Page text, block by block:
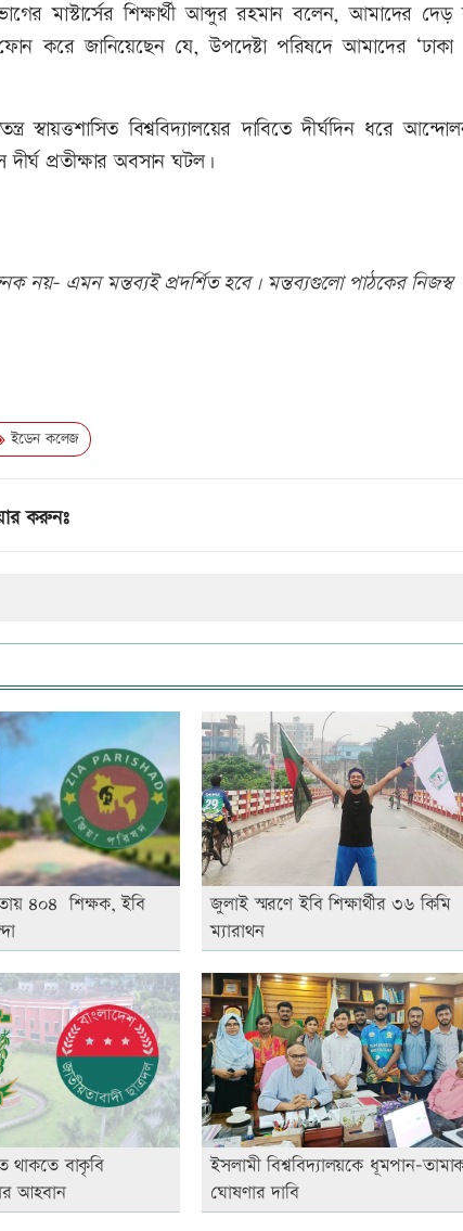
মাস্টার্সের শিক্ষার্থী আব্দুর রহমান বলেন, আমাদের
জানিয়েছেন যে, উপদেষ্টা পরিষদে আমাদের ‘ঢাকা
স্বায়ত্তশাসিত বিশ্ববিদ্যালয়ের দাবিতে দীর্ঘদিন ধরে
প্রতীক্ষার অবসান ঘটল।
এমন মন্তব্যই প্রদর্শিত হবে। মন্তব্যগুলো পাঠকের নিজস্ব
ইডেন কলেজ
করুনঃ
৪০৪ শিক্ষক, ইবি
জুলাই স্মরণে ইবি শিক্ষার্থীর ৩৬ কিমি
ম্যারাথন
থাকতে বাকৃবি
আহবান
ইসলামী বিশ্ববিদ্যালয়কে ধূমপান-
ঘোষণার দাবি